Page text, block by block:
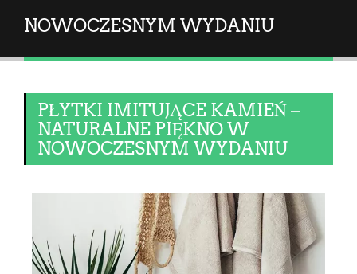
NOWOCZESNYM WYDANIU
PŁYTKI IMITUJĄCE KAMIEŃ –
NATURALNE PIĘKNO W
NOWOCZESNYM WYDANIU